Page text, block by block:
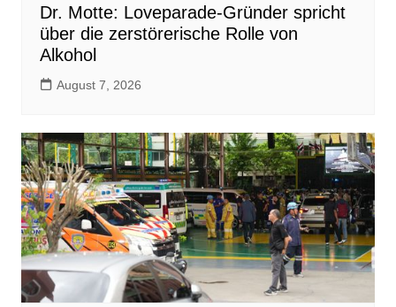
Dr. Motte: Loveparade-Gründer spricht
über die zerstörerische Rolle von
Alkohol
August 7, 2026